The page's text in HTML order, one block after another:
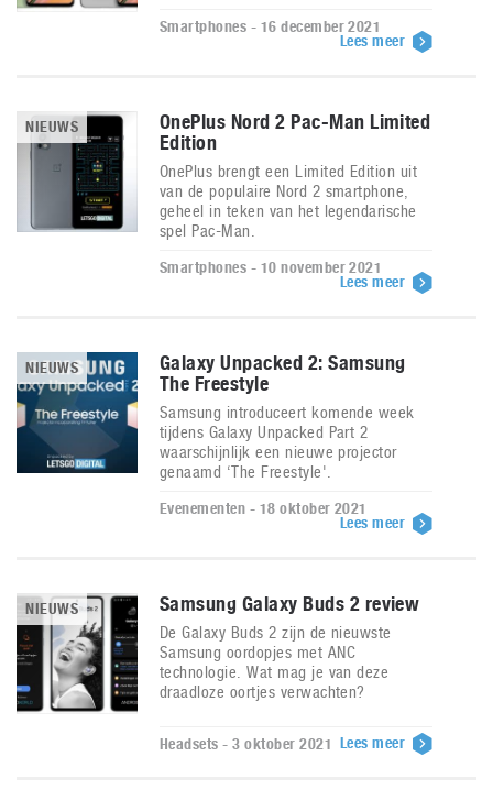
Smartphones - 16 december 2021
Lees meer
NIEUWS
OnePlus Nord 2 Pac-Man Limited
Edition
OnePlus brengt een Limited Edition uit
van de populaire Nord 2 smartphone,
geheel in teken van het legendarische
spel Pac-Man.
Smartphones - 10 november 2021
Lees meer
NIEUWS
Galaxy Unpacked 2: Samsung
The Freestyle
Samsung introduceert komende week
tijdens Galaxy Unpacked Part 2
waarschijnlijk een nieuwe projector
genaamd ‘The Freestyle'.
Evenementen - 18 oktober 2021
Lees meer
NIEUWS Samsung Galaxy Buds 2 review
De Galaxy Buds 2 zijn de nieuwste
Samsung oordopjes met ANC
technologie. Wat mag je van deze
draadloze oortjes verwachten?
Headsets - 3 oktober 2021 Lees meer